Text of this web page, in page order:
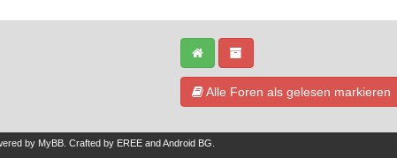
Alle Foren als gelesen markieren
by MyBB Crafted by EREE andAndroid BG